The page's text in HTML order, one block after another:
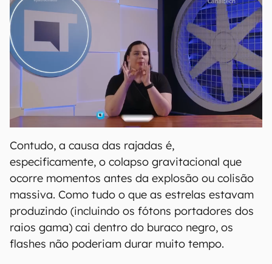
Contudo, a causa das rajadas é,
especificamente, o colapso gravitacional que
ocorre momentos antes da explosão ou colisão
massiva. Como tudo o que as estrelas estavam
produzindo (incluindo os fótons portadores dos
raios gama) cai dentro do buraco negro, os
flashes não poderiam durar muito tempo.